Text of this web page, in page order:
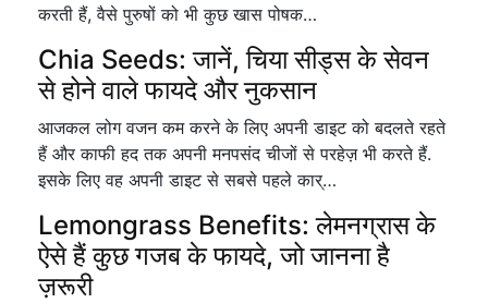
करती हैं, वैसे पुरुषों को भी कुछ खास पोषक…
Chia Seeds: जानें, चिया सीड्स के सेवन
से होने वाले फायदे और नुकसान
आजकल लोग वजन कम करने के लिए अपनी डाइट को बदलते रहते
हैं और काफी हद तक अपनी मनपसंद चीजों से परहेज़ भी करते हैं.
इसके लिए वह अपनी डाइट से सबसे पहले कार्…
Lemongrass Benefits: लेमनग्रास के
ऐसे हैं कुछ गजब के फायदे, जो जानना है
ज़रूरी